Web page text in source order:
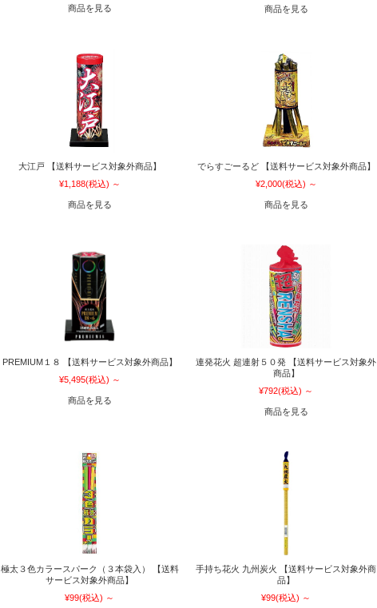
商品を見る 商品を見る
大江戸 【送料サービス対象外商品】
¥1,188(税込) ～
商品を見る
でらすごーるど 【送料サービス対象外商品】
¥2,000(税込) ～
商品を見る
PREMIUM１８ 【送料サービス対象外商品】
¥5,495(税込) ～
商品を見る
連発花火 超連射５０発 【送料サービス対象外
商品】
¥792(税込) ～
商品を見る
極太３色カラースパーク（３本袋入） 【送料
サービス対象外商品】
¥99(税込) ～
手持ち花火 九州炭火 【送料サービス対象外商
品】
¥99(税込) ～